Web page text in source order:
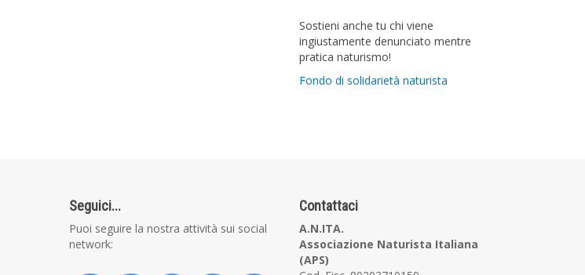
Sostieni anche tu chi viene
ingiustamente denunciato mentre
pratica naturismo!
Fondo di solidarietà naturista
Seguici...
Puoi seguire la nostra attività sui social
network:
Contattaci
A.N.ITA.
Associazione Naturista Italiana
(APS)